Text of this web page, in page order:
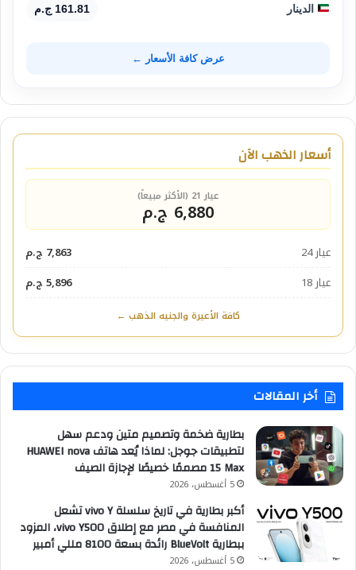
الدينار 161.81 ج.م
عرض كافة الأسعار ←
أسعار الذهب الآن
عيار 21 (الأكثر مبيعاً)
6,880 ج.م
عيار 24
7,863 ج.م
عيار 18
5,896 ج.م
كافة الأعيرة والجنيه الذهب ←
أخر المقالات
بطارية ضخمة وتصميم متين ودعم سهل
لتطبيقات جوجل: لماذا يُعد هاتف HUAWEI nova
15 Max مصممًا خصيصًا لإجازة الصيف
5 أغسطس، 2026
أكبر بطارية في تاريخ سلسلة vivo Y تشعل
المنافسة في مصر مع إطلاق vivo Y500، المزود
ببطارية BlueVolt رائدة بسعة 8100 مللي أمبير
5 أغسطس، 2026